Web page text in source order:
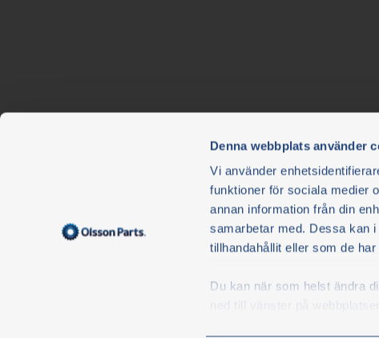
Denna webbplats använder
Vi använder
funktioner för sociala medier
annan information från din
samarbetar med. Dessa kan
tillhandahållit eller som de
Du kan när som helst ändra
Ikke gå glipp av noe - abonner på nyhetsbrevet vårt.
Nyhetsbrevet er gratis, og du kan enkelt melde deg av når
Jeg godkjenner og aksepterer herved Olsson i Ellös AB/
Skicka